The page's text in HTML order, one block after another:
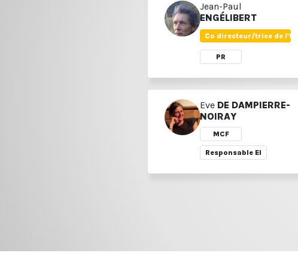
Jean-Paul
ENGÉLIBERT
Co directeur/trice de l'UR
PR
Eve DE DAMPIERRE-
NOIRAY
MCF
Responsable EI